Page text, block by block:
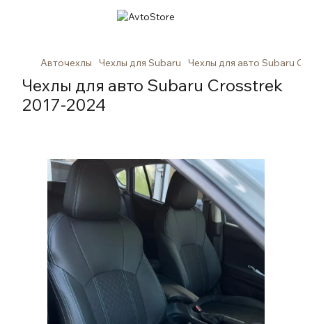
Авточехлы Чехлы для Subaru Чехлы для авто Subaru
Чехлы для авто Subaru Crosstrek
2017-2024